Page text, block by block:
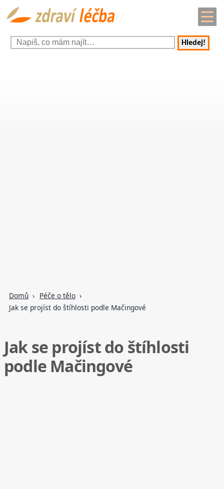
Hledej!
Domů
Péče o tělo
Jak se projíst do štíhlosti podle Mačingové
Jak se projíst do štíhlosti
podle Mačingové